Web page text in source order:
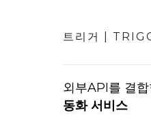
트리거 |
외부API를 결
동화 서비스